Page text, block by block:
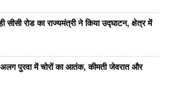
रोड का राज्यमंत्री ने किया उद्घाटन, क्षेत्र में
पुरवा में चोरों का आतंक, कीमती जेवरात और